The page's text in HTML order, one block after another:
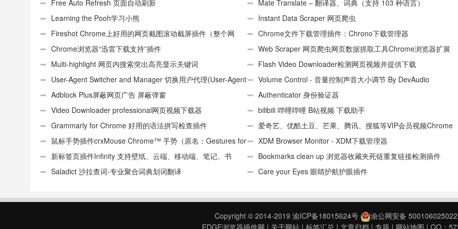
Free Auto Refresh 页面自动刷新
Mate Translate – 翻译器、词典（支持 103 种语言）
Learning the Pooh学习小熊
Instant Data Scraper 网页爬虫
Fireshot Chrome上好用的网页截图滚动截屏插件（整个网
页）
Chrome文件下载管理插件：Chrono下载管理器
Chrome浏览器“迅雷下载支持”插件
Web Scraper 网页爬虫网页数据抓取工具Chrome浏览器扩展
插件
Multi-highlight 网页内搜索突出高亮显示关键词
Flash Video Downloader检测网页视频并提供下载
User-Agent Switcher and Manager 切换用户代理(User-Agent
或UA)
Volume Control - 音量控制声音大小调节 By DevAudio
Adblock Plus屏蔽网页广告 屏蔽弹窗
Authenticator 身份验证器
Video Downloader professional网页视频下载器
bilibili 哔哩哔哩 B站视频 下载助手
Grammarly for Chrome 好用的语法拼写检查插件
爱奇艺、优酷土豆、芒果、腾讯、搜狐等VIP会员视频Chrome
解析工具
鼠标手势插件crxMouse Chrome™ 手势（原名：Gestures for
Chrome(TM)汉化版）
XDM Browser Monitor - XDM下载管理器
新标签页插件Infinity 支持壁纸、云端、移动端、笔记、书
签
Bookmarks clean up 浏览器收藏夹死链重复链接检测插件
Saladict 沙拉查词-专业聚合词典划词翻译
Care your Eyes 眼睛护航护眼插件
Copyright © 2014-2019 渝ICP备18015624号
渝公网安备